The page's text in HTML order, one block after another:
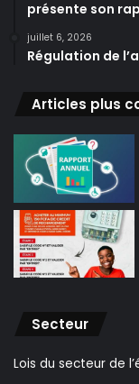
présente son
juillet 6, 2026
Régulation de
Articles plus
Secteur
Lois du secteur de